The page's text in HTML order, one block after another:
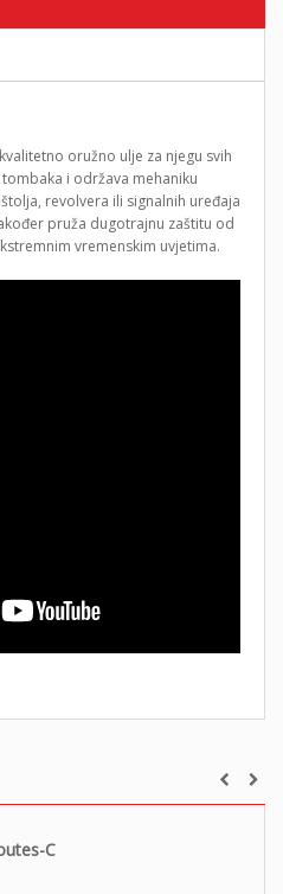
C
oružno ulje za njegu svih
i održava mehaniku
revolvera ili signalnih uređaja
pruža dugotrajnu zaštitu od
vremenskim uvjetima.